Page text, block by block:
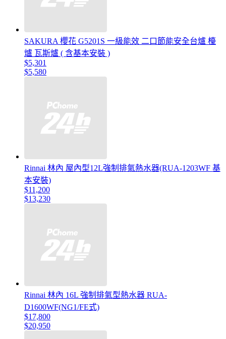
SAKURA 櫻花 G5201S 一級能效 二口節能安全台爐 檯
爐 瓦斯爐 ( 含基本安裝 )
$5,301
$5,580
Rinnai 林內 屋內型12L強制排氣熱水器(RUA-1203WF 基
本安裝)
$11,200
$13,230
Rinnai 林內 16L 強制排氣型熱水器 RUA-
D1600WF(NG1/FE式)
$17,800
$20,950